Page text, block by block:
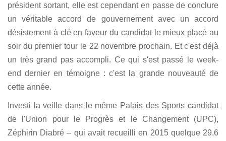
président sortant, elle est cependant en passe de conclure
un véritable accord de gouvernement avec un accord
désistement à clé en faveur du candidat le mieux placé au
soir du premier tour le 22 novembre prochain. Et c'est déjà
un très grand pas accompli. Ce qui s'est passé le week-
end dernier en témoigne : c'est la grande nouveauté de
cette année.
Investi la veille dans le même Palais des Sports candidat
de l'Union pour le Progrès et le Changement (UPC),
Zéphirin Diabré – qui avait recueilli en 2015 quelque 29,6